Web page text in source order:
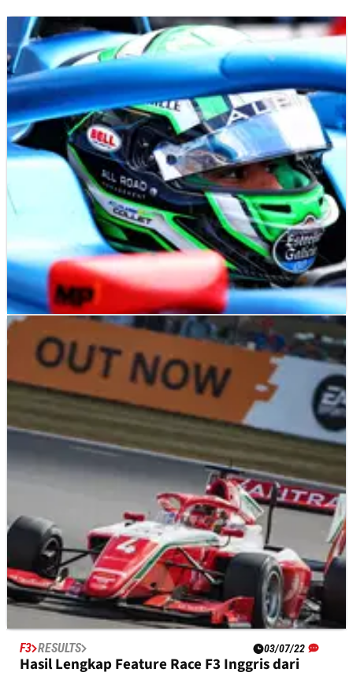
RESULTS 08/07/22
Hasil Lengkap Kualifikasi F3 Austria dari Sirkuit
Red Bull Ring
Hasil lengkap kualifikasi F3 Austria, putaran kelima FIA F3
Championship 2022 di Sirkuit Red Bull Ring.
F3 RESULTS 03/07/22
Hasil Lengkap Feature Race F3 Inggris dari